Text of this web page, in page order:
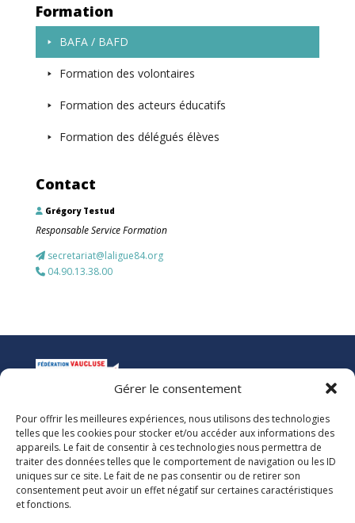
Gérer le consentement
Pour offrir les meilleures expériences, nous utilisons des technologies
telles que les cookies pour stocker et/ou accéder aux informations des
appareils. Le fait de consentir à ces technologies nous permettra de
traiter des données telles que le comportement de navigation ou les ID
uniques sur ce site. Le fait de ne pas consentir ou de retirer son
consentement peut avoir un effet négatif sur certaines caractéristiques
et fonctions.
Formation
BAFA / BAFD
Formation des volontaires
Formation des acteurs éducatifs
Formation des délégués élèves
Contact
Grégory Testud
Responsable Service Formation
secretariat@laligue84.org
04.90.13.38.00
La Ligue de l’Enseignement
Fédération des Œuvres Laïques de Vaucluse
Nous vous accueillons dans nos locaux du lundi au jeudi de 08h00 à 12h30
et de 13h30 à 17h00. Le standard téléphonique est ouvert le vendredi de
08h00 à 12h30 et de 13h30 à 16h00.